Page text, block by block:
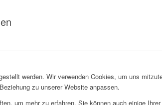
werden. Wir verwenden Cookies, um uns
zu unserer Website anpassen.
um mehr zu erfahren. Sie können auch einige